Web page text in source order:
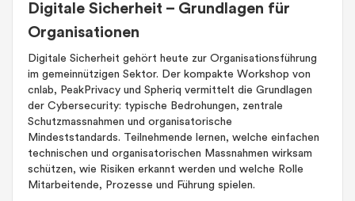
Digitale Sicherheit – Grundlagen für
Organisationen
Digitale Sicherheit gehört heute zur Organisationsführung
im gemeinnützigen Sektor. Der kompakte Workshop von
cnlab, PeakPrivacy und Spheriq vermittelt die Grundlagen
der Cybersecurity: typische Bedrohungen, zentrale
Schutzmassnahmen und organisatorische
Mindeststandards. Teilnehmende lernen, welche einfachen
technischen und organisatorischen Massnahmen wirksam
schützen, wie Risiken erkannt werden und welche Rolle
Mitarbeitende, Prozesse und Führung spielen.